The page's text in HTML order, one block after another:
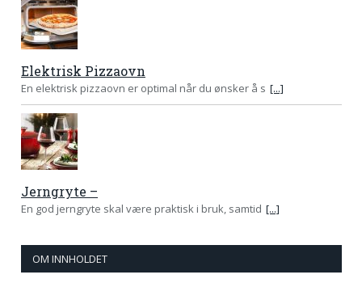
Elektrisk Pizzaovn
En elektrisk pizzaovn er optimal når du ønsker å s [...]
Jerngryte –
En god jerngryte skal være praktisk i bruk, samtid [...]
OM INNHOLDET